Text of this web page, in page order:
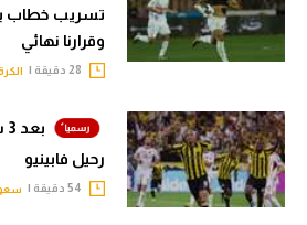
تسريب خطاب
وقرارنا نهائي
رحيل فابينيو